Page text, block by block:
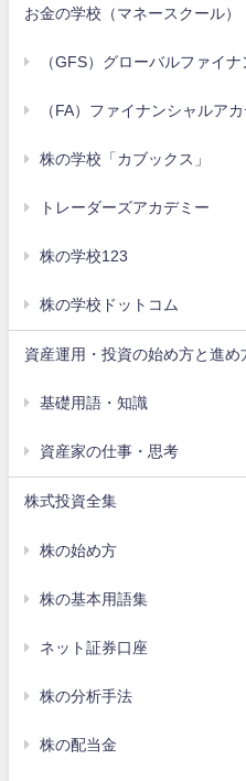
お金の学校（マネースクール）
（GFS）グローバルファイ
（FA）ファイナンシャルア
株の学校「カブックス」
トレーダーズアカデミー
株の学校123
株の学校ドットコム
資産運用・投資の始め方と進め
基礎用語・知識
資産家の仕事・思考
株式投資全集
株の始め方
株の基本用語集
ネット証券口座
株の分析手法
株の配当金